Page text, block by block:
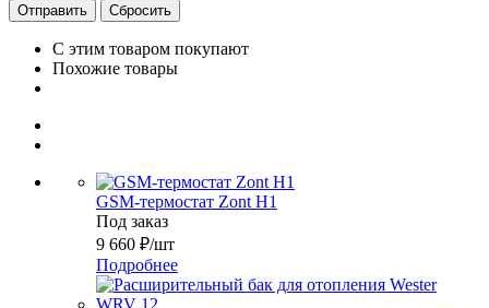
Сбросить
С этим товаром покупают
Похожие товары
GSM-термостат Zont H1
Под заказ
9 660 ₽/шт
Подробнее